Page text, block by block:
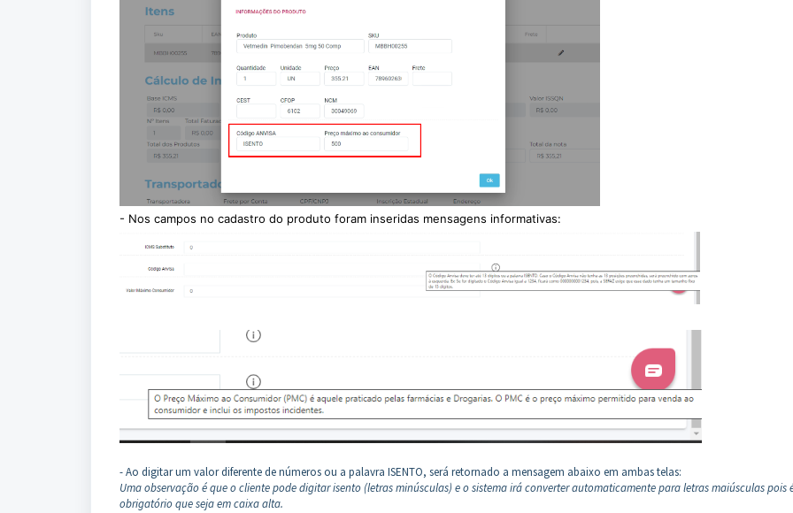
- Nos campos no cadastro do produto foram inseridas mensagens informativas:
- Ao digitar um valor diferente de números ou a palavra ISENTO, será retornado a mensagem abaixo em ambas telas:
Uma observação é que o cliente pode digitar isento (letras minúsculas) e o sistema irá converter automaticamente para letras maiúsculas pois
obrigatório que seja em caixa alta.